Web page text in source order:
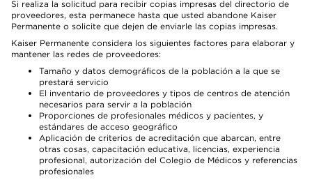
Si realiza la solicitud para recibir copias impresas del directorio de
proveedores, esta permanece hasta que usted abandone Kaiser
Permanente o solicite que dejen de enviarle las copias impresas.
Kaiser Permanente considera los siguientes factores para elaborar y
mantener las redes de proveedores:
Tamaño y datos demográficos de la población a la que se
prestará servicio
El inventario de proveedores y tipos de centros de atención
necesarios para servir a la población
Proporciones de profesionales médicos y pacientes, y
estándares de acceso geográfico
Aplicación de criterios de acreditación que abarcan, entre
otras cosas, capacitación educativa, licencias, experiencia
profesional, autorización del Colegio de Médicos y referencias
profesionales